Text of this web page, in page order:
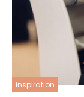
inspiration